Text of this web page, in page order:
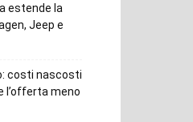
estende la
Jeep e
costi nascosti
l’offerta meno